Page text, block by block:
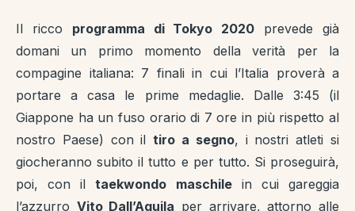
Il ricco programma di Tokyo 2020 prevede già
domani un primo momento della verità per la
compagine italiana: 7 finali in cui l’Italia proverà a
portare a casa le prime medaglie. Dalle 3:45 (il
Giappone ha un fuso orario di 7 ore in più rispetto al
nostro Paese) con iltiro a segno, i nostri atleti si
giocheranno subito il tutto e per tutto. Si proseguirà,
poi, con iltaekwondo maschilein cui gareggia
l’azzurro Vito Dall’Aquila per arrivare, attorno alle